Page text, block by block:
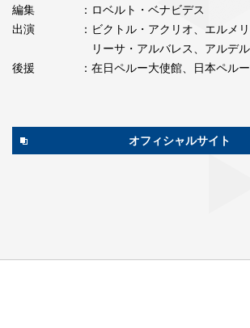
編集
：ロベルト・ベナビデス
出演
：ビクトル・アクリオ、エルメ
リーサ・アルバレス、アルデ
後援
：在⽇ペルー⼤使館、⽇本ペル
オフィシャルサイト